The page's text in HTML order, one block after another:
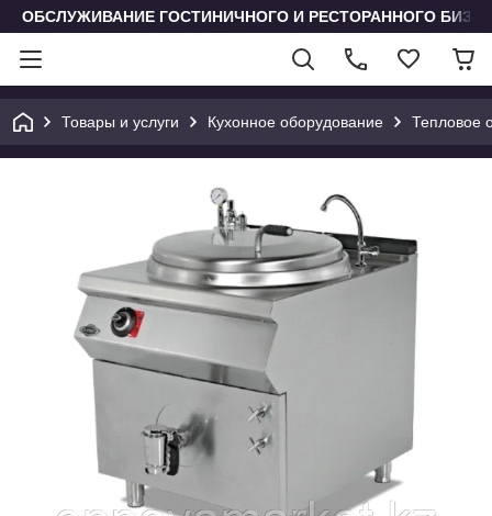
ОБСЛУЖИВАНИЕ ГОСТИНИЧНОГО И РЕСТОРАННОГО
Товары и услуги Кухонное оборудование Тепловое